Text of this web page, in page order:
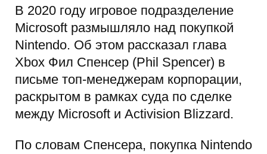
В 2020 году игровое подразделение
Microsoft размышляло над покупкой
Nintendo. Об этом рассказал глава
Xbox Фил Спенсер (Phil Spencer) в
письме топ-менеджерам корпорации,
раскрытом в рамках суда по сделке
между Microsoft и Activision Blizzard.
По словам Спенсера, покупка Nintendo